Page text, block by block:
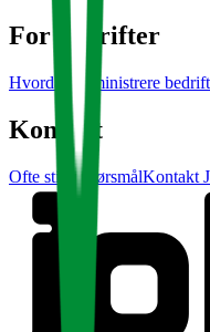
For bedrifter
Hvordan administrere
Kontakt
Ofte stilte spørsmålKontakt